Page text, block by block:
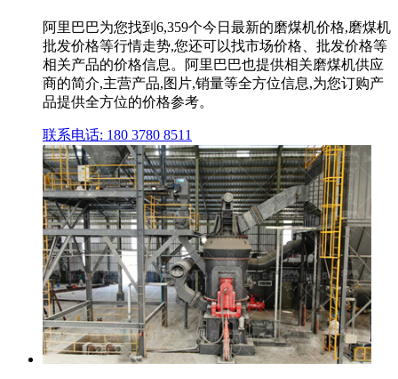
阿里巴巴为您找到6,359个今日最新的磨煤机价格,磨煤机
批发价格等行情走势,您还可以找市场价格、批发价格等
相关产品的价格信息。阿里巴巴也提供相关磨煤机供应
商的简介,主营产品,图片,销量等全方位信息,为您订购产
品提供全方位的价格参考。
联系电话: 180 3780 8511